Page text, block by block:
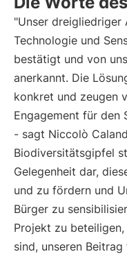
"Unser dreigliedriger
Technologie und
bestätigt und von
anerkannt. Die
konkret und zeugen
Engagement für den
- sagt Niccolò
Biodiversitätsgipfel
Gelegenheit dar,
und zu fördern und
Bürger zu
Projekt zu
sind, unseren